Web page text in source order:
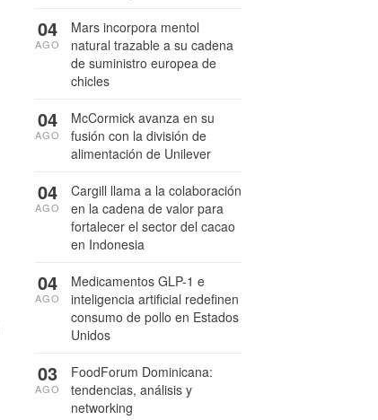
Mars incorpora mentol
natural trazable a su cadena
de suministro europea de
chicles
04
AGO
McCormick avanza en su
fusión con la división de
alimentación de Unilever
04
AGO
Cargill llama a la colaboración
en la cadena de valor para
fortalecer el sector del cacao
en Indonesia
04
AGO
Medicamentos GLP-1 e
inteligencia artificial redefinen
consumo de pollo en Estados
Unidos
04
AGO
FoodForum Dominicana:
tendencias, análisis y
networking
03
AGO